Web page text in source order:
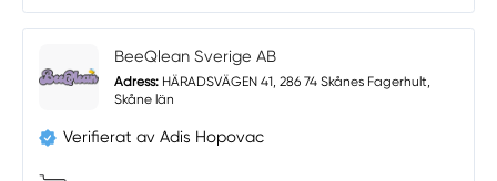
BeeQlean Sverige AB
Adress:HÄRADSVÄGEN 41, 286 74 Skånes Fagerhult,
Skåne län
Verifierat av Adis Hopovac